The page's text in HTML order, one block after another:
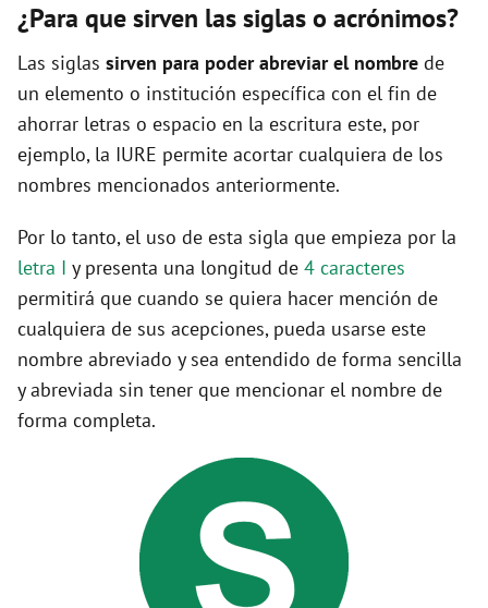
¿Para que sirven las siglas o acrónimos?
Las siglas sirven para poder abreviar el nombre de
un elemento o institución específica con el fin de
ahorrar letras o espacio en la escritura este, por
ejemplo, la IURE permite acortar cualquiera de los
nombres mencionados anteriormente.
Por lo tanto, el uso de esta sigla que empieza por la
letra I y presenta una longitud de 4 caracteres
permitirá que cuando se quiera hacer mención de
cualquiera de sus acepciones, pueda usarse este
nombre abreviado y sea entendido de forma sencilla
y abreviada sin tener que mencionar el nombre de
forma completa.